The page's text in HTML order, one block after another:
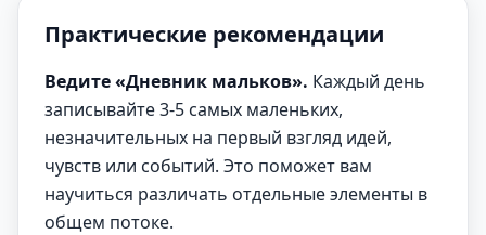
Практические рекомендации
Ведите «Дневник мальков». Каждый день
записывайте 3-5 самых маленьких,
незначительных на первый взгляд идей,
чувств или событий. Это поможет вам
научиться различать отдельные элементы в
общем потоке.